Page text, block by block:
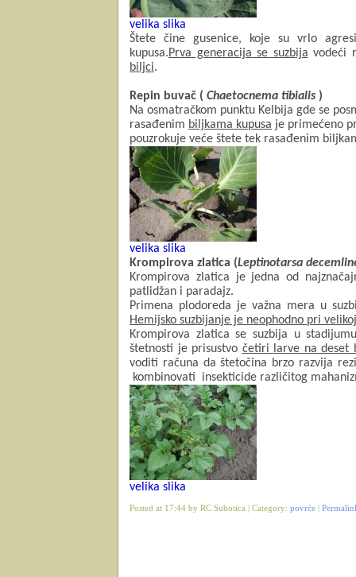
velika slika
Štete čine gusenice, koje su vrlo
kupusa.Prva generacija se suzbija vodeći
biljci.
Repin buvač ( Chaetocnema tibialis )
Na osmatračkom punktu Kelbija gde se
rasađenim biljkama kupusa je primećeno
pouzrokuje veće štete tek rasađenim
velika slika
Krompirova zlatica (Leptinotarsa
Krompirova zlatica je jedna od
patlidžan i paradajz.
Primena plodoreda je važna mera u
Hemijsko suzbijanje je neophodno pri
Krompirova zlatica se suzbija u
štetnosti je prisustvo četiri larve na deset
voditi računa da štetočina brzo razvija
kombinovati
insekticide različitog
velika slika
Posted at 17:44 by RC Subotica | Category: povrće